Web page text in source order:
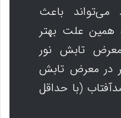
می‌تواند باعث
همین علت بهتر
تابش نور
در معرض تابش
(با حداقل